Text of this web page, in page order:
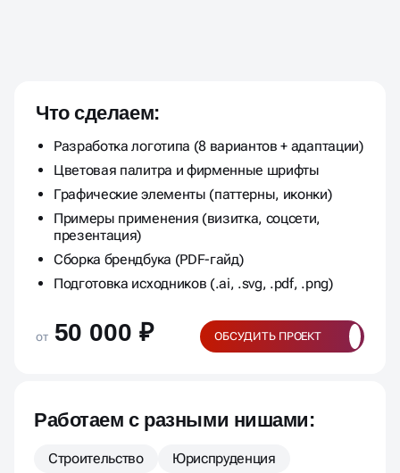
Что сделаем:
Разработка логотипа (8 вариантов + адаптации)
Цветовая палитра и фирменные шрифты
Графические элементы (паттерны, иконки)
Примеры применения (визитка, соцсети,
презентация)
Сборка брендбука (PDF-гайд)
Подготовка исходников (.ai, .svg, .pdf, .png)
от 50 000 ₽ ОБСУДИТЬ ПРОЕКТ
Работаем с разными нишами:
Строительство
Юриспруденция